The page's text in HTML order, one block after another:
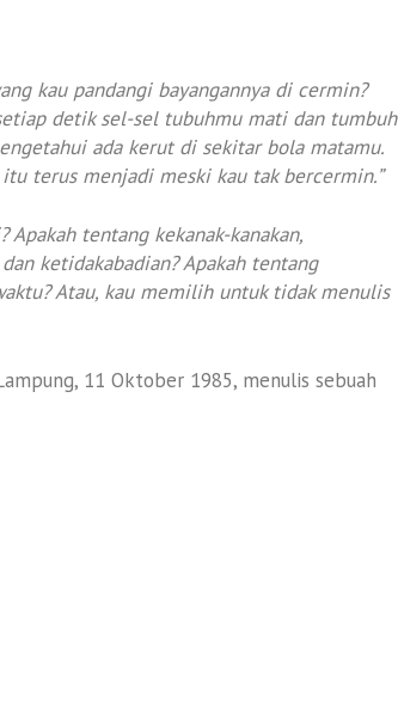
kau pandangi bayangannya di cermin?
detik sel-sel tubuhmu mati dan tumbuh
ada kerut di sekitar bola matamu.
terus menjadi meski kau tak bercermin.”
tentang kekanak-kanakan,
ketidakabadian? Apakah tentang
Atau, kau memilih untuk tidak menulis
11 Oktober 1985, menulis sebuah